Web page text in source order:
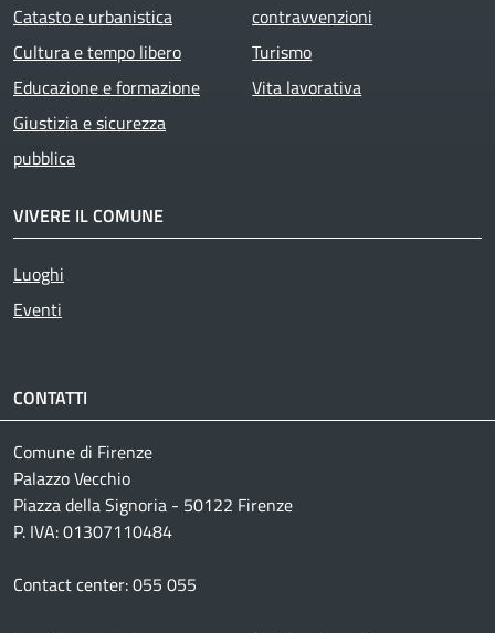
Catasto e urbanistica
Cultura e tempo libero
Educazione e formazione
Giustizia e sicurezza
pubblica
contravvenzioni
Turismo
Vita lavorativa
VIVERE IL COMUNE
Luoghi
Eventi
CONTATTI
Comune di Firenze
Palazzo Vecchio
Piazza della Signoria - 50122 Firenze
P. IVA: 01307110484
Contact center: 055 055